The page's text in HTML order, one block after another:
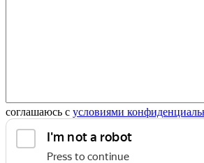
соглашаюсь с условиями